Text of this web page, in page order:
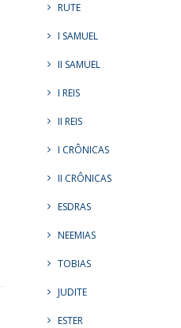
RUTE
I SAMUEL
II SAMUEL
I REIS
II REIS
I CRÔNICAS
II CRÔNICAS
ESDRAS
NEEMIAS
TOBIAS
JUDITE
ESTER